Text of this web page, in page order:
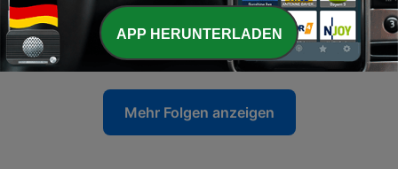
52 - AM42: Ottonisch-byzantinische Beziehungen und
eine Kaiserin für den Westen
17 Mär. 2025
Mehr Folgen anzeigen
APP HERUNTERLADEN